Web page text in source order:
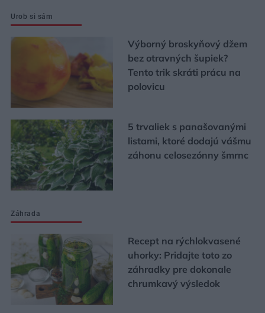
Urob si sám
Výborný broskyňový džem
bez otravných šupiek?
Tento trik skráti prácu na
polovicu
5 trvaliek s panašovanými
listami, ktoré dodajú vášmu
záhonu celosezónny šmrnc
Záhrada
Recept na rýchlokvasené
uhorky: Pridajte toto zo
záhradky pre dokonale
chrumkavý výsledok